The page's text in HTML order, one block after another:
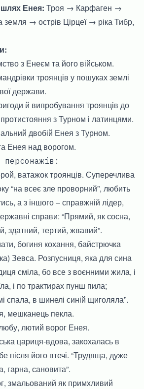
шлях Енея: Троя → Карфаген →
→ острів Цірцеї → ріка Тибр,
з Енеєм та його військом.
троянців у пошуках землі
держави.
й випробування троянців до
з Турном і латинцями.
двобій Енея з Турном.
Енея над ворогом.
персонажів:
ватажок троянців. Суперечлива
“на всеє зле проворний”, любить
а з іншого – справжній лідер,
справи: “Прямий, як сосна,
здатний, тертий, жвавий”.
богиня кохання, байстрючка
Зевса. Розпусниця, яка для сина
сміла, бо все з воєнними жила, і
і по трактирах пунш пила;
спала, в шинелі синій щиголяла”.
мешканець пекла.
лютий ворог Енея.
цариця-вдова, закохалась в
після його втечі. “Трудяща, дуже
гарна, сановита”.
змальований як примхливий